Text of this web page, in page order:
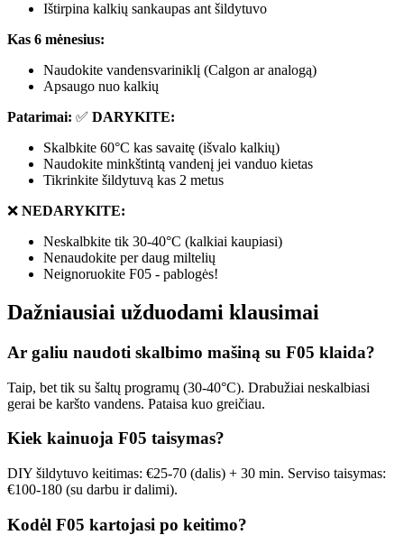
Ištirpina kalkių sankaupas ant šildytuvo
Kas 6 mėnesius:
Naudokite vandensvariniklį (Calgon ar analogą)
Apsaugo nuo kalkių
Patarimai: ✅ DARYKITE:
Skalbkite 60°C kas savaitę (išvalo kalkių)
Naudokite minkštintą vandenį jei vanduo kietas
Tikrinkite šildytuvą kas 2 metus
❌ NEDARYKITE:
Neskalbkite tik 30-40°C (kalkiai kaupiasi)
Nenaudokite per daug miltelių
Neignoruokite F05 - pablogės!
Dažniausiai užduodami klausimai
Ar galiu naudoti skalbimo mašiną su F05 klaida?
Taip, bet tik su šaltų programų (30-40°C). Drabužiai neskalbiasi
gerai be karšto vandens. Pataisa kuo greičiau.
Kiek kainuoja F05 taisymas?
DIY šildytuvo keitimas: €25-70 (dalis) + 30 min. Serviso taisymas:
€100-180 (su darbu ir dalimi).
Kodėl F05 kartojasi po keitimo?